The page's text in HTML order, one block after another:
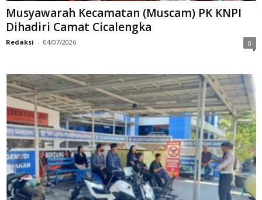
Musyawarah Kecamatan (Muscam) PK KNPI
Dihadiri Camat Cicalengka
Redaksi - 04/07/2026 0